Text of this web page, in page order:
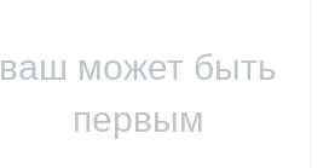
ваш может быть
первым